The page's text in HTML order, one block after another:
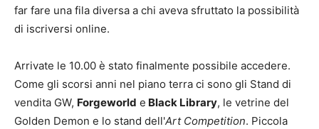
far fare una fila diversa a chi aveva sfruttato la possibilità
di iscriversi online.
Arrivate le 10.00 è stato finalmente possibile accedere.
Come gli scorsi anni nel piano terra ci sono gli Stand di
vendita GW, Forgeworld e Black Library, le vetrine del
Golden Demon e lo stand dell'Art Competition. Piccola